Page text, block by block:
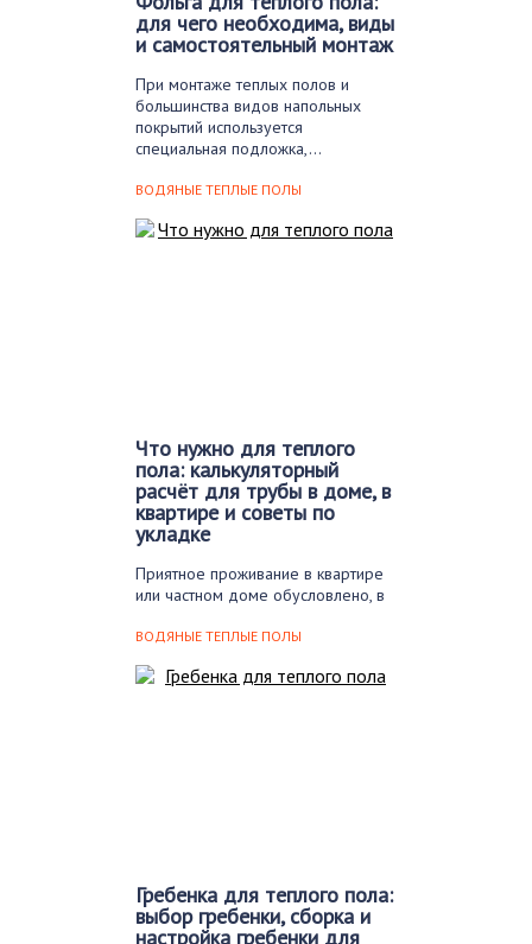
для чего необходима, виды
и самостоятельный монтаж
При монтаже теплых полов и
большинства видов напольных
покрытий используется
специальная подложка,…
ВОДЯНЫЕ ТЕПЛЫЕ ПОЛЫ
Что нужно для теплого
пола: калькуляторный
расчёт для трубы в доме, в
квартире и советы по
укладке
Приятное проживание в квартире
или частном доме обусловлено, в
ВОДЯНЫЕ ТЕПЛЫЕ ПОЛЫ
Гребенка для теплого пола:
выбор гребенки, сборка и
настройка гребенки для